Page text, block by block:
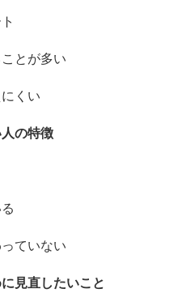
とが多い
くい
の特徴
ていない
見直したいこと